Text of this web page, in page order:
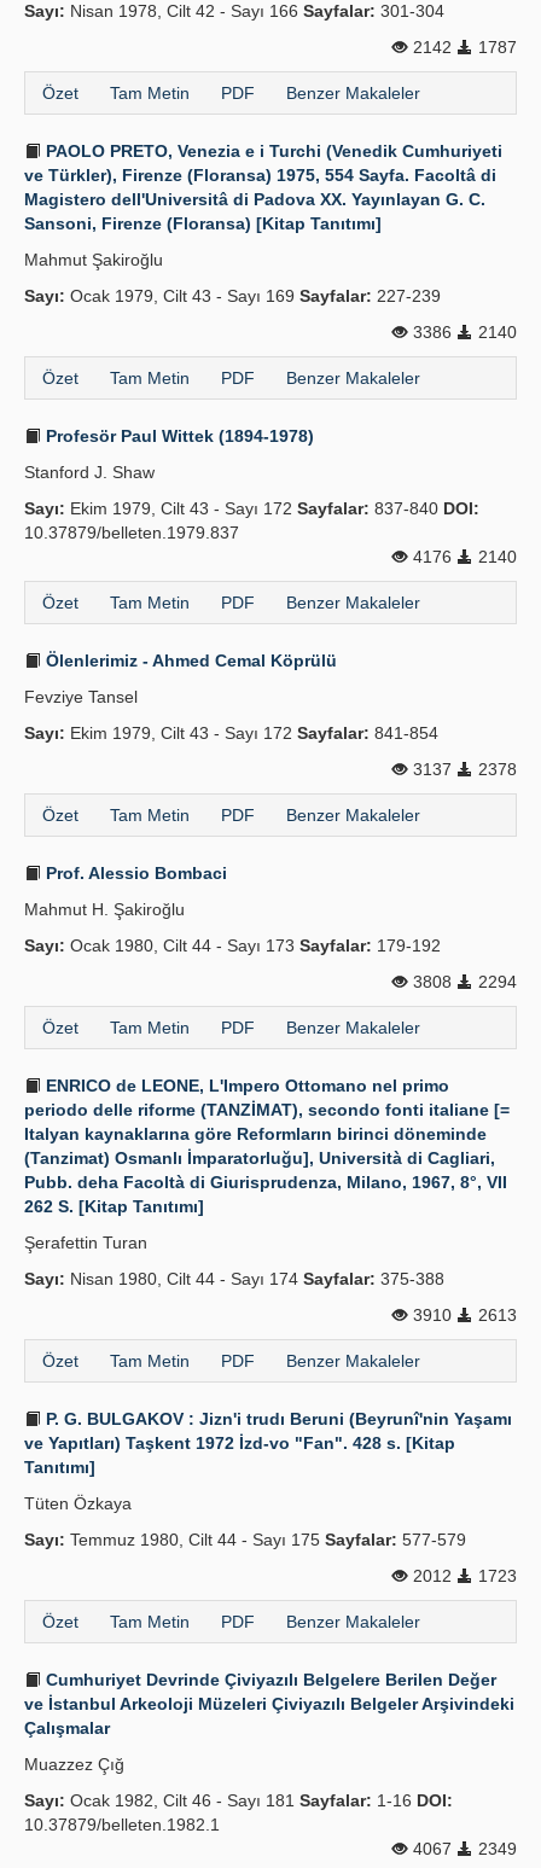
Sayı: Nisan 1978, Cilt 42 - Sayı 166 Sayfalar: 301-304
2142
1787
Özet Tam Metin PDF Benzer Makaleler
PAOLO PRETO, Venezia e i Turchi (Venedik Cumhuriyeti
ve Türkler), Firenze (Floransa) 1975, 554 Sayfa. Facoltâ di
Magistero dell'Universitâ di Padova XX. Yayınlayan G. C.
Sansoni, Firenze (Floransa) [Kitap Tanıtımı]
Mahmut Şakiroğlu
Sayı: Ocak 1979, Cilt 43 - Sayı 169 Sayfalar: 227-239
3386
2140
Özet Tam Metin PDF Benzer Makaleler
Profesör Paul Wittek (1894-1978)
Stanford J. Shaw
Sayı: Ekim 1979, Cilt 43 - Sayı 172 Sayfalar: 837-840 DOI:
10.37879/belleten.1979.837
4176
2140
Özet Tam Metin PDF Benzer Makaleler
Ölenlerimiz - Ahmed Cemal Köprülü
Fevziye Tansel
Sayı: Ekim 1979, Cilt 43 - Sayı 172 Sayfalar: 841-854
3137
2378
Özet Tam Metin PDF Benzer Makaleler
Prof. Alessio Bombaci
Mahmut H. Şakiroğlu
Sayı: Ocak 1980, Cilt 44 - Sayı 173 Sayfalar: 179-192
3808
2294
Özet Tam Metin PDF Benzer Makaleler
ENRICO de LEONE, L'Impero Ottomano nel primo
periodo delle riforme (TANZİMAT), secondo fonti italiane [=
Italyan kaynaklarına göre Reformların birinci döneminde
(Tanzimat) Osmanlı İmparatorluğu], Università di Cagliari,
Pubb. deha Facoltà di Giurisprudenza, Milano, 1967, 8°, VII
262 S. [Kitap Tanıtımı]
Şerafettin Turan
Sayı: Nisan 1980, Cilt 44 - Sayı 174 Sayfalar: 375-388
3910
2613
Özet Tam Metin PDF Benzer Makaleler
P. G. BULGAKOV : Jizn'i trudı Beruni (Beyrunî'nin Yaşamı
ve Yapıtları) Taşkent 1972 İzd-vo "Fan". 428 s. [Kitap
Tanıtımı]
Tüten Özkaya
Sayı: Temmuz 1980, Cilt 44 - Sayı 175 Sayfalar: 577-579
2012
1723
Özet Tam Metin PDF Benzer Makaleler
Cumhuriyet Devrinde Çiviyazılı Belgelere Berilen Değer
ve İstanbul Arkeoloji Müzeleri Çiviyazılı Belgeler Arşivindeki
Çalışmalar
Muazzez Çığ
Sayı: Ocak 1982, Cilt 46 - Sayı 181 Sayfalar: 1-16 DOI:
10.37879/belleten.1982.1
4067
2349